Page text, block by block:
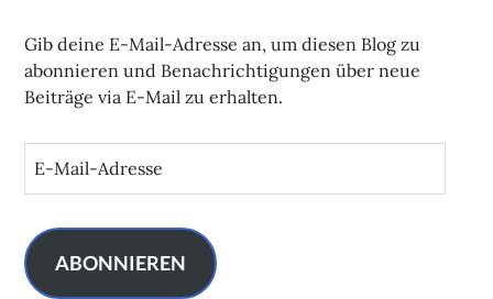
Gib deine E-Mail-Adresse an, um diesen Blog zu
abonnieren und Benachrichtigungen über neue
Beiträge via E-Mail zu erhalten.
i
l
ABONNIEREN